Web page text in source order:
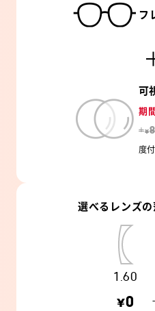
フ
可
期
+¥
度
選べるレンズの
1.60
¥0